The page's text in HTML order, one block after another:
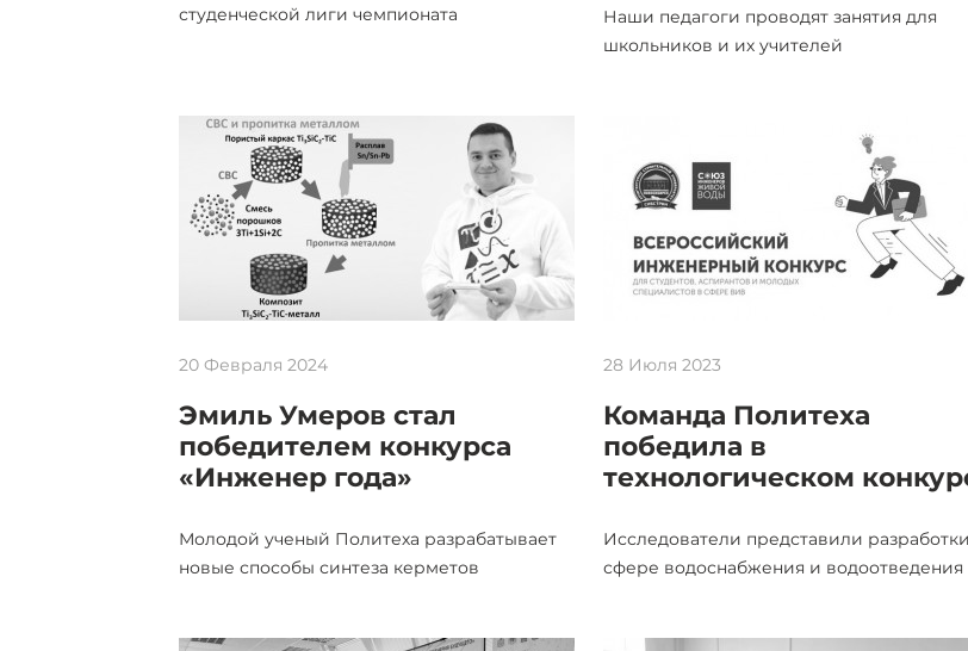
студенческой лиги чемпионата
Наши педагоги проводят занятия для
школьников и их учителей
20 Февраля 2024
Эмиль Умеров стал
победителем конкурса
«Инженер года»
Молодой ученый Политеха разрабатывает
новые способы синтеза керметов
28 Июля 2023
Команда Политеха
победила в
технологическом
Исследователи представили
сфере водоснабжения и водоотведения